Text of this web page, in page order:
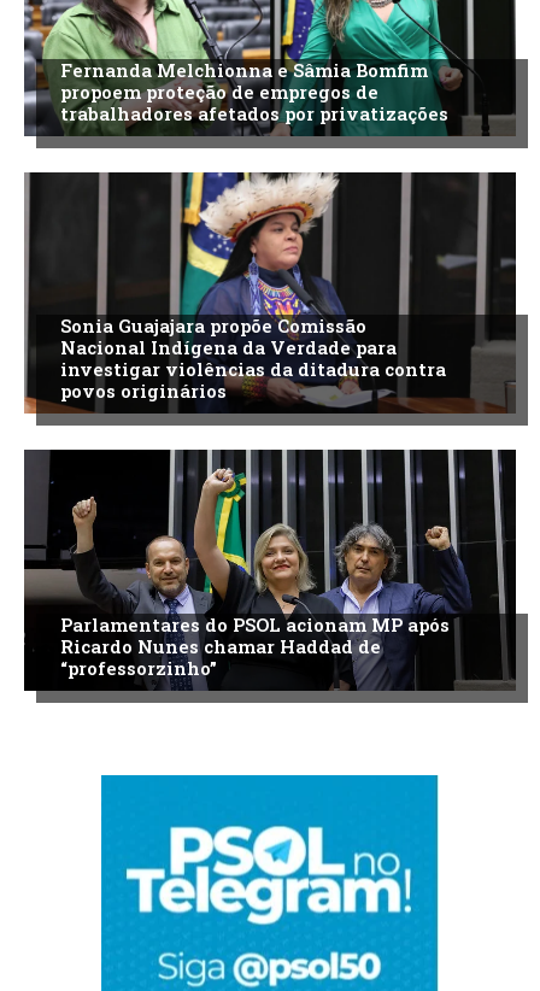
Fernanda Melchionna e Sâmia Bomfim
propoem proteção de empregos de
trabalhadores afetados por privatizações
Sonia Guajajara propõe Comissão
Nacional Indígena da Verdade para
investigar violências da ditadura contra
povos originários
Parlamentares do PSOL acionam MP após
Ricardo Nunes chamar Haddad de
“professorzinho”